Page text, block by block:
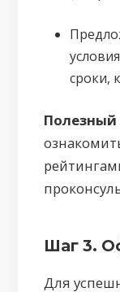
сроки,
Полезный
Шаг 3.
Для